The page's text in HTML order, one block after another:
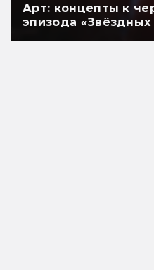
Арт: концепты к
эпизода «Звёздных